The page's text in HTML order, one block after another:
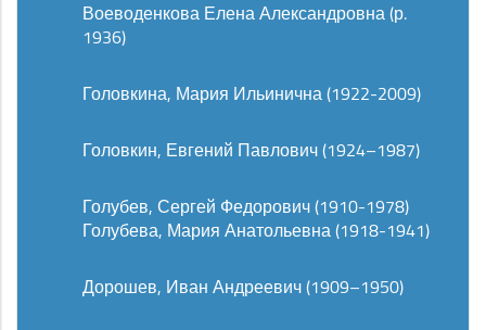
Воеводенкова Елена Александровна (р.
1936)
Головкина, Мария Ильинична (1922-2009)
Головкин, Евгений Павлович (1924–1987)
Голубев, Сергей Федорович (1910-1978)
Голубева, Мария Анатольевна (1918-1941)
Дорошев, Иван Андреевич (1909–1950)